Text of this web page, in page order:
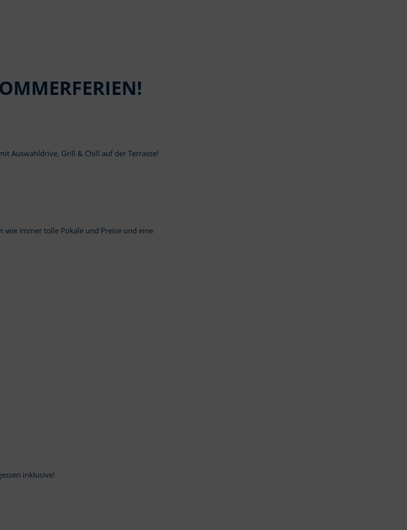
Auswahldrive, Grill & Chill auf der Terrasse!
wie immer tolle Pokale und Preise und eine
inklusive!